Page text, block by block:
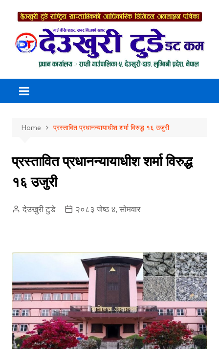
content
Home प्रस्तावित प्रधानन्यायाधीश शर्मा विरुद्ध १६ उजुरी
प्रस्तावित प्रधानन्यायाधीश शर्मा विरुद्ध
१६ उजुरी
देउखुरी टुडे २०८३ जेष्ठ ४, सोमवार